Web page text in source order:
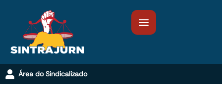
Área do Sindicalizado